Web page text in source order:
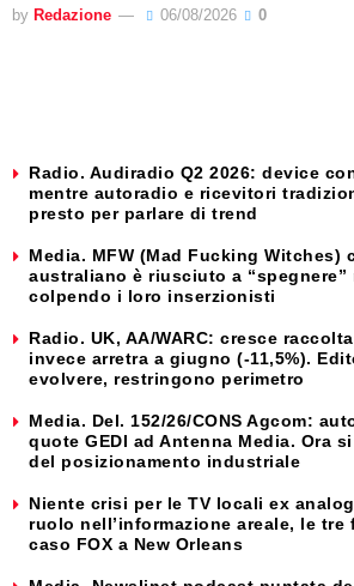
by Redazione 06/08/2026 0
Radio. Audiradio Q2 2026: device
mentre autoradio e ricevitori
presto per parlare di trend
Media. MFW (Mad Fucking Witches)
australiano è riusciuto a
colpendo i loro inserzionisti
Radio. UK, AA/WARC: cresce
invece arretra a giugno (-11,5%).
evolvere, restringono perimetro
Media. Del. 152/26/CONS Agcom:
quote GEDI ad Antenna Media. Ora
del posizionamento industriale
Niente crisi per le TV locali ex
ruolo nell’informazione areale, le
caso FOX a New Orleans